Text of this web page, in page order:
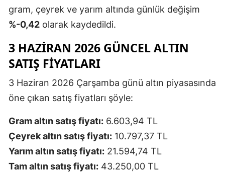
gram, çeyrek ve yarım altında günlük değişim
%-0,42 olarak kaydedildi.
3 HAZIRAN 2026 GÜNCEL ALTIN
SATIŞ FIYATLARI
3 Haziran 2026 Çarşamba günü altın piyasasında
öne çıkan satış fiyatları şöyle:
Gram altın satış fiyatı: 6.603,94 TL
Çeyrek altın satış fiyatı: 10.797,37 TL
Yarım altın satış fiyatı: 21.594,74 TL
Tam altın satış fiyatı: 43.250,00 TL